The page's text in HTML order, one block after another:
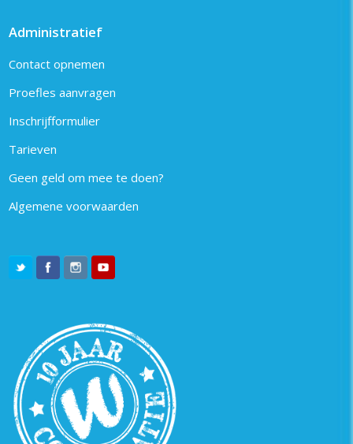
Administratief
Contact opnemen
Proefles aanvragen
Inschrijfformulier
Tarieven
Geen geld om mee te doen?
Algemene voorwaarden